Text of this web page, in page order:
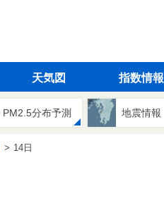
天気図 指数情報
PM2.5分布予測 地震情報
14日